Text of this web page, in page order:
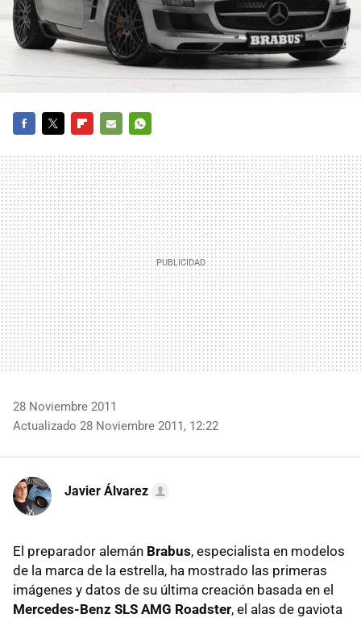
MAIL
28 Noviembre 2011
Actualizado 28 Noviembre 2011, 12:22
Javier Álvarez
El preparador alemán Brabus, especialista en modelos
de la marca de la estrella, ha mostrado las primeras
imágenes y datos de su última creación basada en el
Mercedes-Benz SLS AMG Roadster, el alas de gaviota